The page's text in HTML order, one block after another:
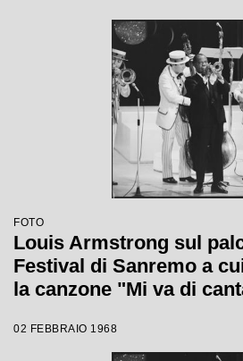
FOTO
Louis Armstrong sul
Festival di Sanremo a
la canzone "Mi va di
02 FEBBRAIO 1968